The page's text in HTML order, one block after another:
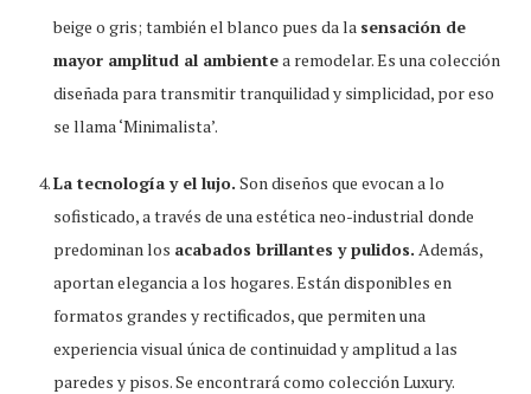
beige o gris; también el blanco pues da la sensación de
mayor amplitud al ambientea remodelar. Es una colección
diseñada para transmitir tranquilidad y simplicidad, por eso
se llama ‘Minimalista’.
La tecnología y el lujo. Son diseños que evocan a lo
sofisticado, a través de una estética neo-industrial donde
predominan los acabados brillantes y pulidos. Además,
aportan elegancia a los hogares. Están disponibles en
formatos grandes y rectificados, que permiten una
experiencia visual única de continuidad y amplitud a las
paredes y pisos. Se encontrará como colección Luxury.